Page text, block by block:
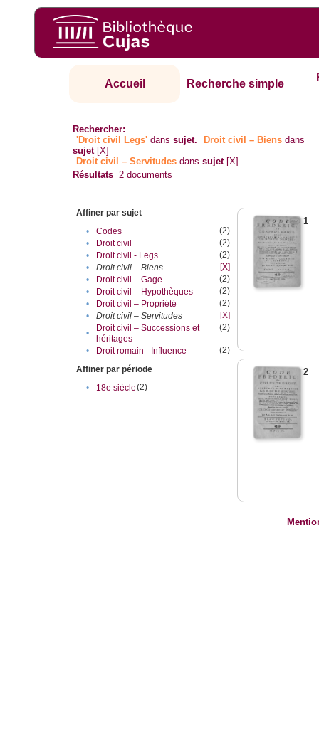
Accueil Recherche simple
Rechercher:
'Droit civil Legs' danssujet. Droit civil – Biens dans
sujet [X]
Droit civil – Servitudes danssujet [X]
Résultats 2 documents
Affiner par sujet
•
Codes
(2)
•
Droit civil
(2)
•
Droit civil - Legs
(2)
•
Droit civil – Biens
[X]
•
Droit civil – Gage
(2)
•
Droit civil – Hypothèques
(2)
•
Droit civil – Propriété
(2)
•
Droit civil – Servitudes
[X]
•
Droit civil – Successions et
héritages
(2)
• Droit romain - Influence
(2)
Affiner par période
•
18e siècle(2)
1
2